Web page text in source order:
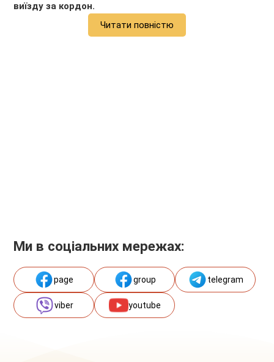
виїзду за кордон.
Читати повністю
Ми в соціальних мережах:
page group telegram
viber youtube